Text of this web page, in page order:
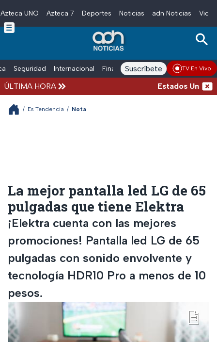
Skip to main content
Azteca UNO Azteca 7 Deportes Noticias adn Noticias
Seguridad Internacional Finanzas adn Noticias Radio
Suscríbete TV En Vivo
ÚLTIMA HORA Estados Unidos
/ Es Tendencia / Nota
La mejor pantalla led LG de 65
pulgadas que tiene Elektra
¡Elektra cuenta con las mejores
promociones! Pantalla led LG de 65
pulgadas con sonido envolvente y
tecnología HDR10 Pro a menos de 10
pesos.